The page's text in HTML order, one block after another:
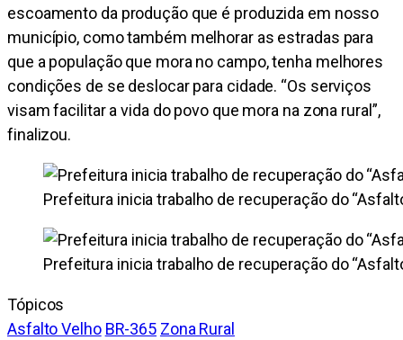
escoamento da produção que é produzida em nosso
município, como também melhorar as estradas para
que a população que mora no campo, tenha melhores
condições de se deslocar para cidade. “Os serviços
visam facilitar a vida do povo que mora na zona rural”,
finalizou.
Prefeitura inicia trabalho de recuperação do
Prefeitura inicia trabalho de recuperação do
Tópicos
Asfalto Velho BR-365 Zona Rural